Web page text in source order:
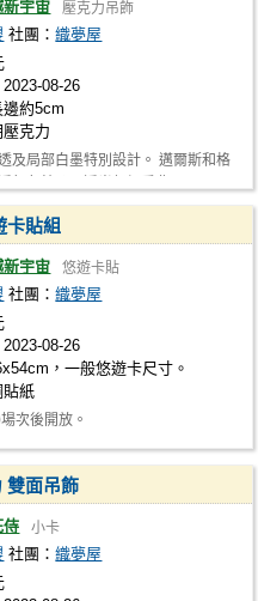
新宇宙 壓克力吊飾
社團：織夢屋
08-26
約5cm
克力
及局部白墨特別設計。 邁爾斯和格
卡貼組
新宇宙 悠遊卡貼
社團：織夢屋
08-26
，一般悠遊卡尺寸。
貼紙
次後開放。
雙面吊飾
侍 小卡
社團：織夢屋